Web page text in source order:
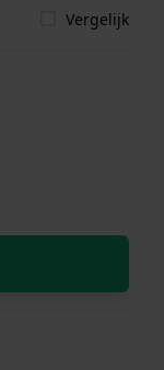
Vergelijk